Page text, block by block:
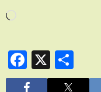
Facebook
X
有